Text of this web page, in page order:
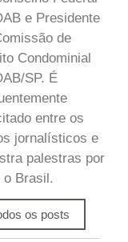
e Presidente
de
Condominial
SP. É
entre os
jornalísticos e
palestras por
o Brasil.
os posts